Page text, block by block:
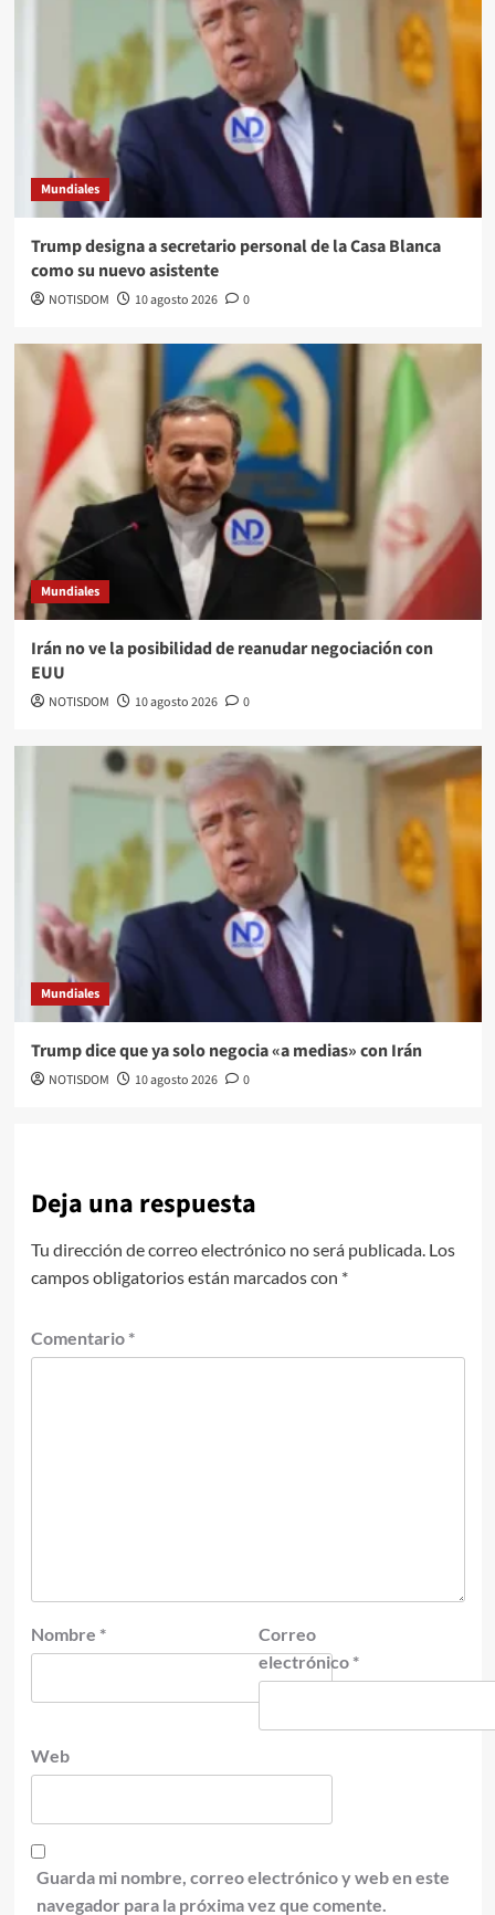
Mundiales
Trump designa a secretario personal de la Casa Blanca
como su nuevo asistente
NOTISDOM 10 agosto 2026 0
Mundiales
Irán no ve la posibilidad de reanudar negociación con
EUU
NOTISDOM 10 agosto 2026 0
Mundiales
Trump dice que ya solo negocia «a medias» con Irán
NOTISDOM 10 agosto 2026 0
Deja una respuesta
Tu dirección de correo electrónico no será publicada. Los
campos obligatorios están marcados con *
Comentario *
Nombre *
Correo
electrónico *
Web
Guarda mi nombre, correo electrónico y web en este
navegador para la próxima vez que comente.